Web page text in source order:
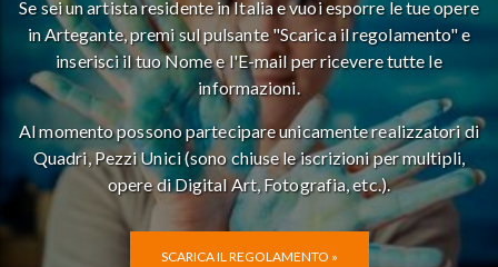
Se sei un artista residente in Italia e vuoi esporre le tue opere
in Artegante, premi sul pulsante "Scarica il regolamento" e
inserisci il tuo Nome e l'E-mail per ricevere tutte le
informazioni.
Al momento possono partecipare unicamente realizzatori di
Quadri, Pezzi Unici (sono chiuse le iscrizioni per multipli,
opere di Digital Art, Fotografia, etc.).
SCARICA IL REGOLAMENTO »